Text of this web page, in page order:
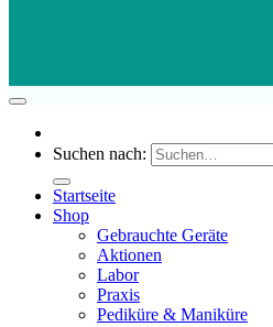
Suchen nach:
Startseite
Shop
Gebrauchte Geräte
Aktionen
Labor
Praxis
Pediküre & Maniküre